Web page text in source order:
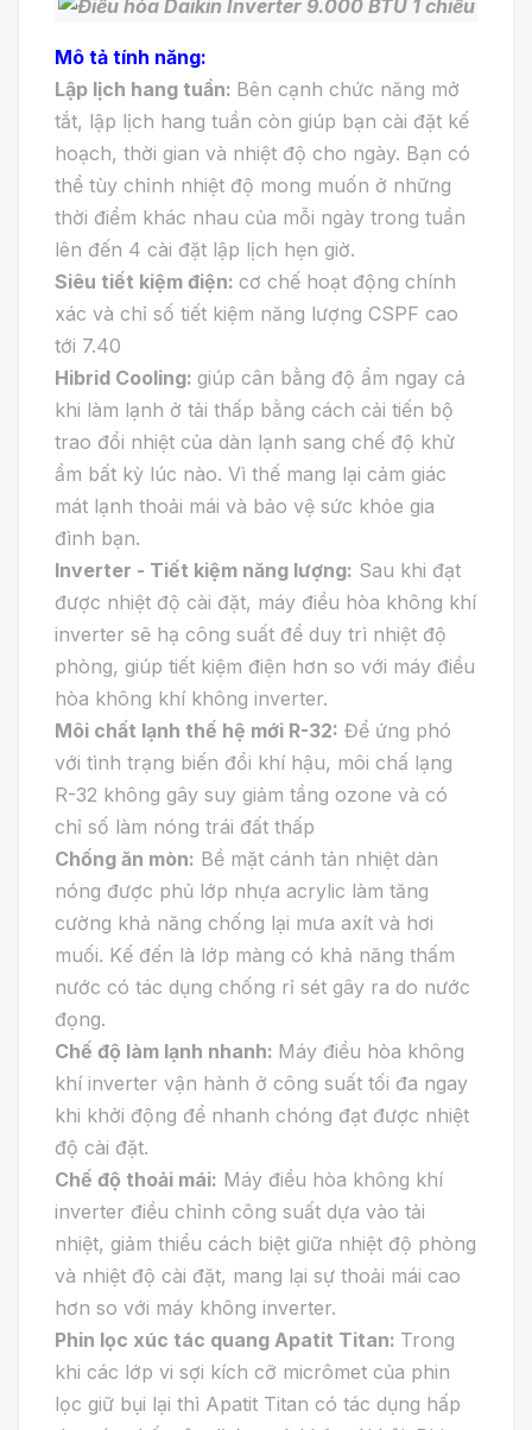
Mô tả tính năng:
Lập lịch hang tuần: Bên cạnh chức năng mở
tắt, lập lịch hang tuần còn giúp bạn cài đặt kế
hoạch, thời gian và nhiệt độ cho ngày. Bạn có
thể tùy chỉnh nhiệt độ mong muốn ở những
thời điểm khác nhau của mỗi ngày trong tuần
lên đến 4 cài đặt lập lịch hẹn giờ.
Siêu tiết kiệm điện: cơ chế hoạt động chính
xác và chỉ số tiết kiệm năng lượng CSPF cao
tới 7.40
Hibrid Cooling: giúp cân bằng độ ẩm ngay cả
khi làm lạnh ở tải thấp bằng cách cải tiến bộ
trao đổi nhiệt của dàn lạnh sang chế độ khử
ẩm bất kỳ lúc nào. Vì thế mang lại cảm giác
mát lạnh thoải mái và bảo vệ sức khỏe gia
đình bạn.
Inverter - Tiết kiệm năng lượng: Sau khi đạt
được nhiệt độ cài đặt, máy điều hòa không khí
inverter sẽ hạ công suất để duy trì nhiệt độ
phòng, giúp tiết kiệm điện hơn so với máy điều
hòa không khí không inverter.
Môi chất lạnh thế hệ mới R-32: Để ứng phó
với tình trạng biến đổi khí hậu, môi chấ lạng
R-32 không gây suy giảm tầng ozone và có
chỉ số làm nóng trái đất thấp
Chống ăn mòn: Bề mặt cánh tản nhiệt dàn
nóng được phủ lớp nhựa acrylic làm tăng
cường khả năng chống lại mưa axít và hơi
muối. Kế đến là lớp màng có khả năng thấm
nước có tác dụng chống rỉ sét gây ra do nước
đọng.
Chế độ làm lạnh nhanh: Máy điều hòa không
khí inverter vận hành ở công suất tối đa ngay
khi khởi động để nhanh chóng đạt được nhiệt
độ cài đặt.
Chế độ thoải mái: Máy điều hòa không khí
inverter điều chỉnh công suất dựa vào tải
nhiệt, giảm thiểu cách biệt giữa nhiệt độ phòng
và nhiệt độ cài đặt, mang lại sự thoải mái cao
hơn so với máy không inverter.
Phin lọc xúc tác quang Apatit Titan: Trong
khi các lớp vi sợi kích cỡ micrômet của phin
lọc giữ bụi lại thì Apatit Titan có tác dụng hấp